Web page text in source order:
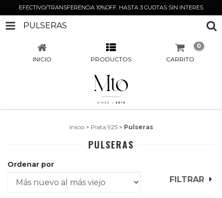
EFECTIVO/TRANSFERENCIA 10%OFF. HASTA 3 CUOTAS SIN INTERES
PULSERAS
INICIO PRODUCTOS CARRITO
0
Inicio > Plata 925 > Pulseras
PULSERAS
Ordenar por
FILTRAR